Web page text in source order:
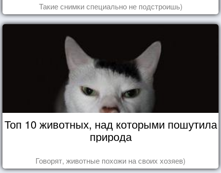
Такие снимки специально не подстроишь)
Топ 10 животных, над которыми пошутила
природа
Говорят, животные похожи на своих хозяев)